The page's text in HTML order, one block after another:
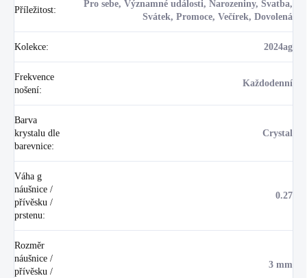
Příležitost:
Pro sebe, Významné události, Narozeniny, Svatba,
Svátek, Promoce, Večírek, Dovolená
Kolekce: 2024ag
Frekvence
nošení:
Každodenní
Barva
krystalu dle
barevnice:
Crystal
Váha g
náušnice /
přívěsku /
prstenu:
0.27
Rozměr
náušnice /
přívěsku /
3 mm